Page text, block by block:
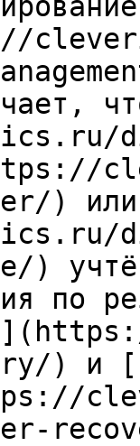
)
по
) и